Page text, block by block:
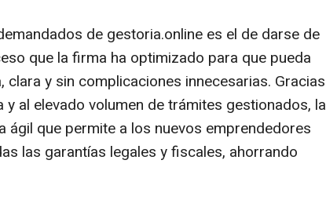
de gestoria.online es el de darse de
que la firma ha optimizado para que pueda
y sin complicaciones innecesarias. Gracias
y al elevado volumen de trámites gestionados, la
ágil que permite a los nuevos emprendedores
las garantías legales y fiscales, ahorrando